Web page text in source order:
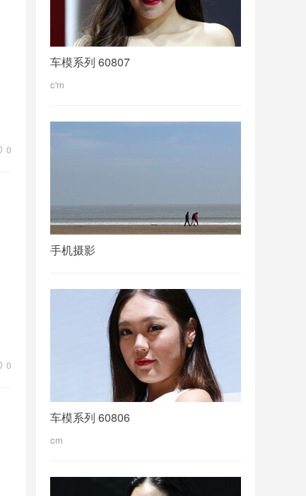
0
0
车模系列 60807
c'm
手机摄影
车模系列 60806
cm